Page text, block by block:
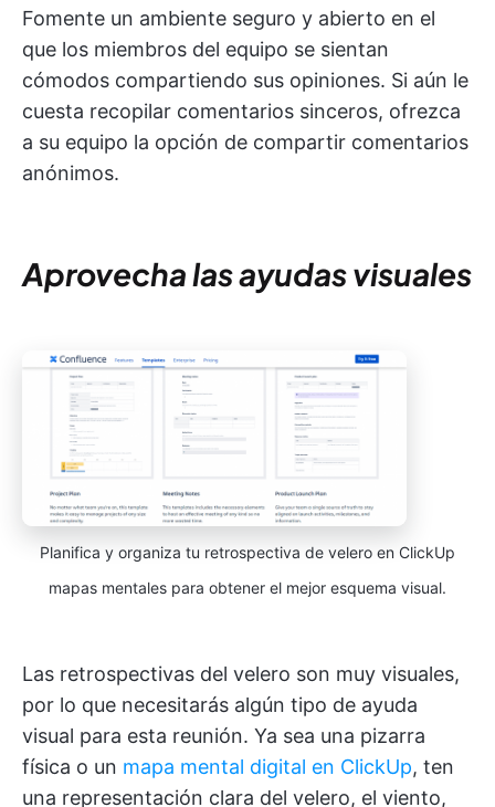
Fomente un ambiente seguro y abierto en el
que los miembros del equipo se sientan
cómodos compartiendo sus opiniones. Si aún le
cuesta recopilar comentarios sinceros, ofrezca
a su equipo la opción de compartir comentarios
anónimos.
Aprovecha las ayudas visuales
Planifica y organiza tu retrospectiva de velero en ClickUp
mapas mentales para obtener el mejor esquema visual.
Las retrospectivas del velero son muy visuales,
por lo que necesitarás algún tipo de ayuda
visual para esta reunión. Ya sea una pizarra
física o un mapa mental digital en ClickUp, ten
una representación clara del velero, el viento,